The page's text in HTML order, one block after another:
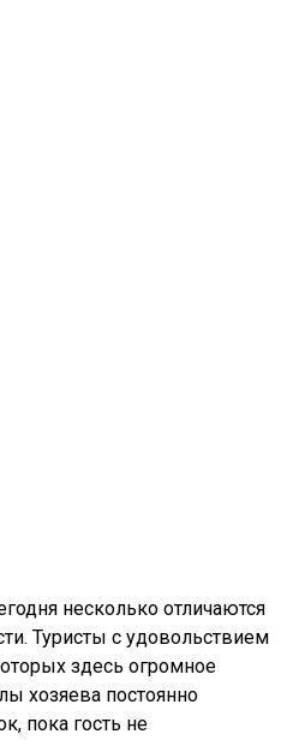
несколько отличаются
Туристы с удовольствием
здесь огромное
хозяева постоянно
пока гость не